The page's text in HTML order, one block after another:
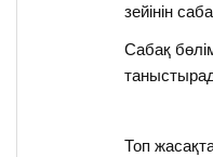
зейінін
Сабақ
Топ